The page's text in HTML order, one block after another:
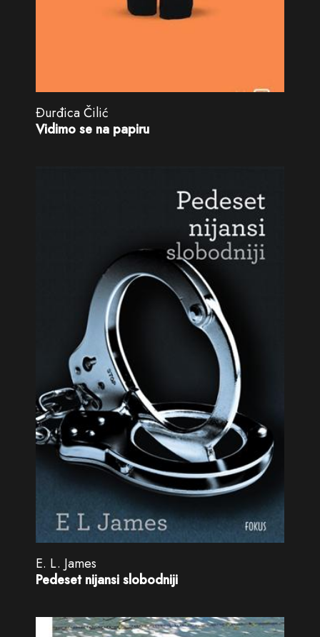
Ðurđica Čilić
Vidimo se na papiru
E. L. James
Pedeset nijansi slobodniji